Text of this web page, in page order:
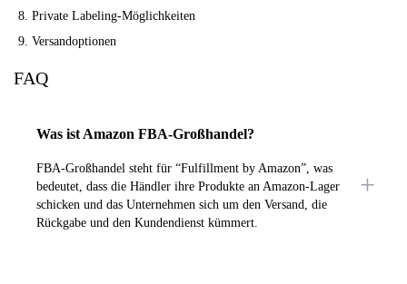
Private Labeling-Möglichkeiten
Versandoptionen
FAQ
Was ist Amazon FBA-Großhandel?
FBA-Großhandel steht für “Fulfillment by Amazon”, was
bedeutet, dass die Händler ihre Produkte an Amazon-Lager
schicken und das Unternehmen sich um den Versand, die
Rückgabe und den Kundendienst kümmert.